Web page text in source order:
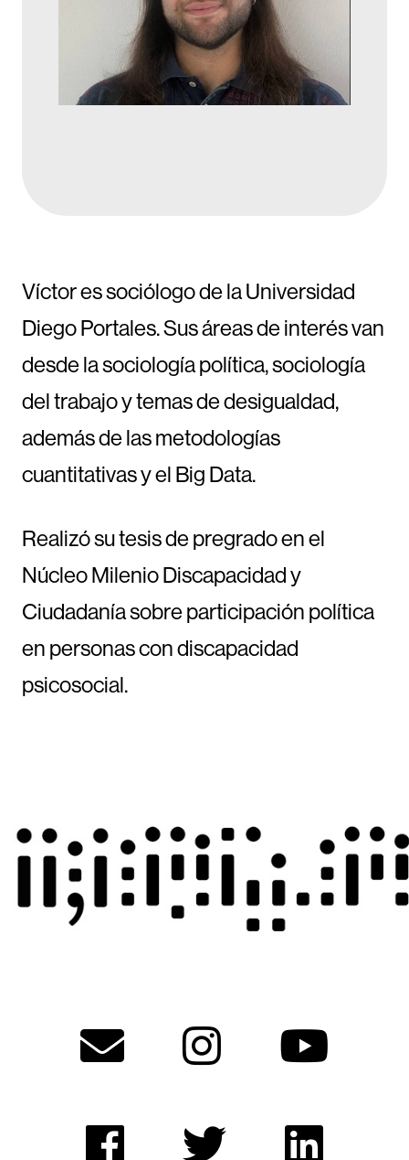
Víctor es sociólogo de la Universidad
Diego Portales. Sus áreas de interés van
desde la sociología política, sociología
del trabajo y temas de desigualdad,
además de las metodologías
cuantitativas y el Big Data.
Realizó su tesis de pregrado en el
Núcleo Milenio Discapacidad y
Ciudadanía sobre participación política
en personas con discapacidad
psicosocial.